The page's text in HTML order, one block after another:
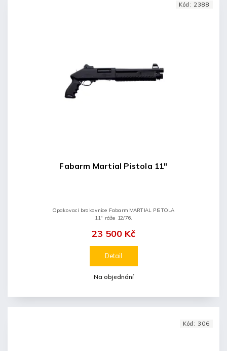
Fabarm Martial Pistola 11"
Na objednání
23 500 Kč
Detail
Opakovací brokovnice Fabarm MARTIAL PISTOLA
11" ráže 12/76.
Kód: 2388
Kód: 306